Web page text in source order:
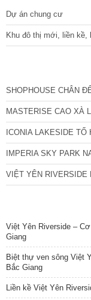
Dự án chung cư
Khu đô thị mới, liền kề,
SHOPHOUSE CHÂN
MASTERISE CAO XÀ
ICONIA LAKESIDE TỐ
IMPERIA SKY PARK
VIỆT YÊN RIVERSIDE
Việt Yên Riverside –
Giang
Biệt thự ven sông Việt
Bắc Giang
Liền kề Việt Yên